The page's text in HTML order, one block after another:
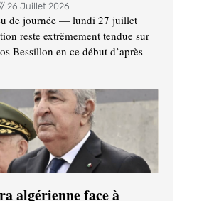
26 Juillet 2026
de journée — lundi 27 juillet
reste extrêmement tendue sur
Bessillon en ce début d’après-
algérienne face à